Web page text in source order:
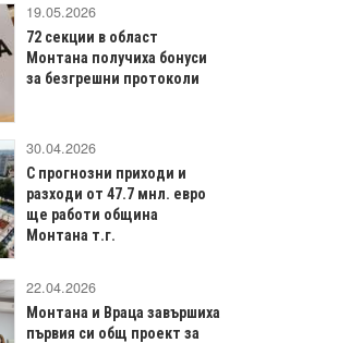
19.05.2026
72 секции в област
Монтана получиха бонуси
за безгрешни протоколи
30.04.2026
С прогнозни приходи и
разходи от 47.7 мнл. евро
ще работи община
Монтана т.г.
22.04.2026
Монтана и Враца завършиха
първия си общ проект за